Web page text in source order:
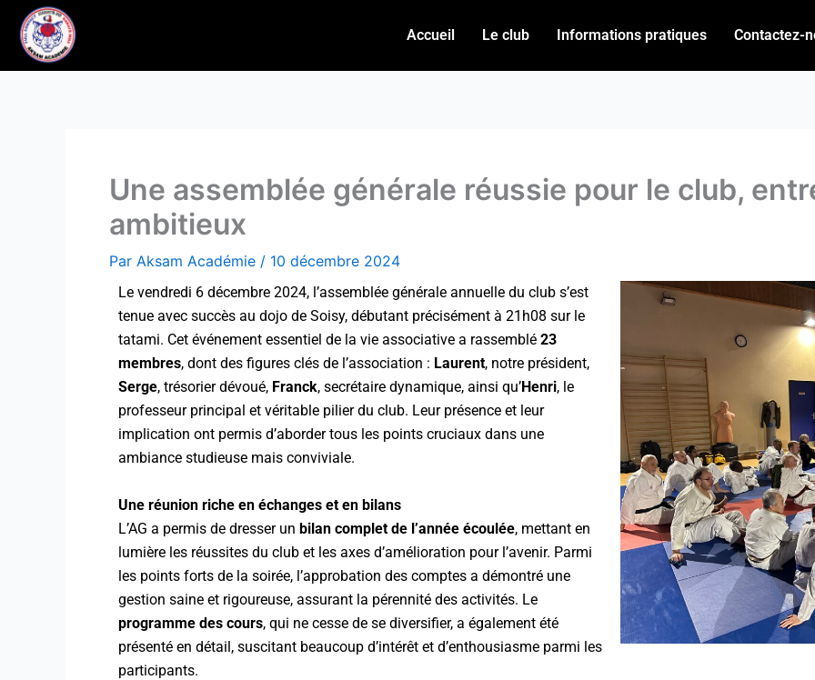
Aller
contenu
Accueil Le club Informations pratiques Contactez-
Une assemblée générale réussie pour le club,
ambitieux
Par Aksam Académie / 10 décembre 2024
Le vendredi 6 décembre 2024, l’assemblée générale annuelle du club s’est
tenue avec succès au dojo de Soisy, débutant précisément à 21h08 sur le
tatami. Cet événement essentiel de la vie associative a rassemblé 23
membres, dont des figures clés de l’association : Laurent, notre président,
Serge, trésorier dévoué, Franck, secrétaire dynamique, ainsi qu’Henri, le
professeur principal et véritable pilier du club. Leur présence et leur
implication ont permis d’aborder tous les points cruciaux dans une
ambiance studieuse mais conviviale.
Une réunion riche en échanges et en bilans
L’AG a permis de dresser un bilan complet de l’année écoulée, mettant en
lumière les réussites du club et les axes d’amélioration pour l’avenir. Parmi
les points forts de la soirée, l’approbation des comptes a démontré une
gestion saine et rigoureuse, assurant la pérennité des activités. Le
programme des cours, qui ne cesse de se diversifier, a également été
présenté en détail, suscitant beaucoup d’intérêt et d’enthousiasme parmi les
participants.